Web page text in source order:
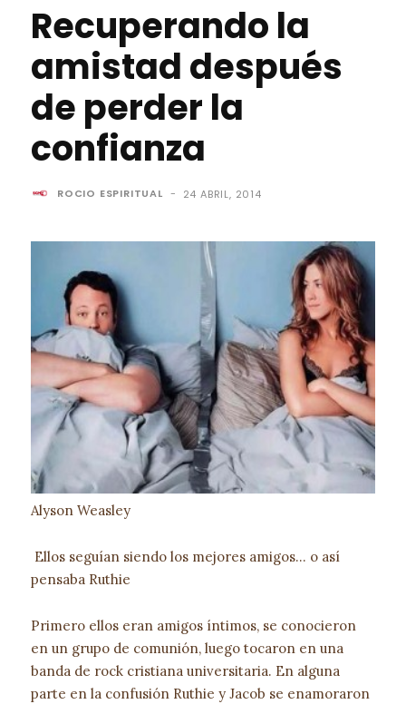
Recuperando la
amistad después
de perder la
confianza
ROCIO ESPIRITUAL - 24 ABRIL, 2014
Alyson Weasley
Ellos seguían siendo los mejores amigos… o así
pensaba Ruthie
Primero ellos eran amigos íntimos, se conocieron
en un grupo de comunión, luego tocaron en una
banda de rock cristiana universitaria. En alguna
parte en la confusión Ruthie y Jacob se enamoraron